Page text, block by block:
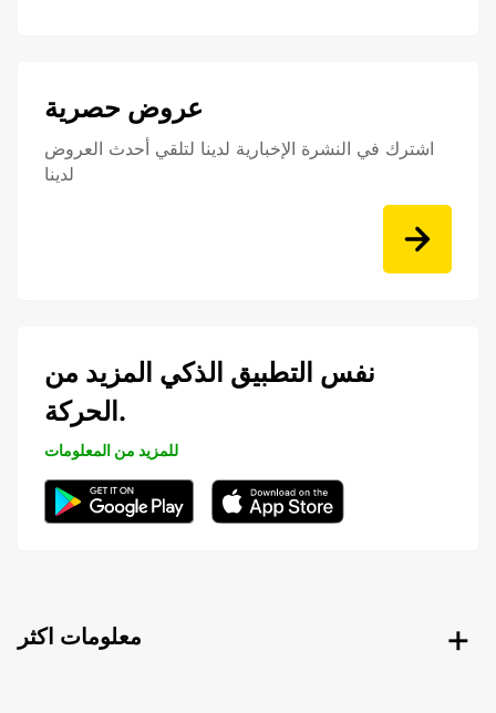
عروض حصرية
اشترك في النشرة الإخبارية لدينا لتلقي أحدث العروض
لدينا
نفس التطبيق الذكي المزيد من
الحركة.
للمزيد من المعلومات
معلومات اكثر